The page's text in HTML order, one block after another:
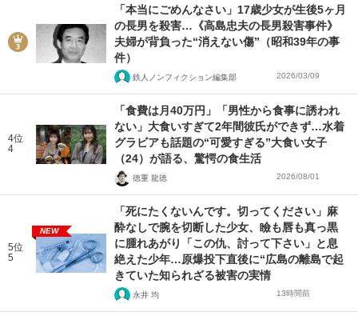
「本当にごめんなさい」17歳少女が生後5ヶ月
の長男を殺害…《高島忠夫の長男殺害事件》
夫婦が背負った“消えない傷”（昭和39年の事
件）
鉄人ノンフィクション編集部 2026/03/09
4位
4
「食費は月40万円」「男性から食事に誘われ
ない」大食いすぎて2年間彼氏ができず…水着
グラビアも話題の“可愛すぎる”大食い女子
（24）が語る、驚愕の食生活
徳重 龍徳 2026/08/01
5位
5
NEW
「死にたくないんです。切ってください」麻
酔なしで腕を切断した少女、瞼も唇も真っ黒
に腫れあがり「この仇、討って下さい」と息
絶えた少年…原爆投下直後に“広島の離島で起
きていた知られざる被害の実情
永井 均 13時間前